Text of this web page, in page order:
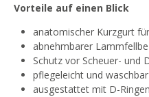
Vorteile auf einen Blick
anatomischer Kurzgurt
abnehmbarer
Schutz vor Scheuer- und
pflegeleicht und waschbar
ausgestattet mit D-